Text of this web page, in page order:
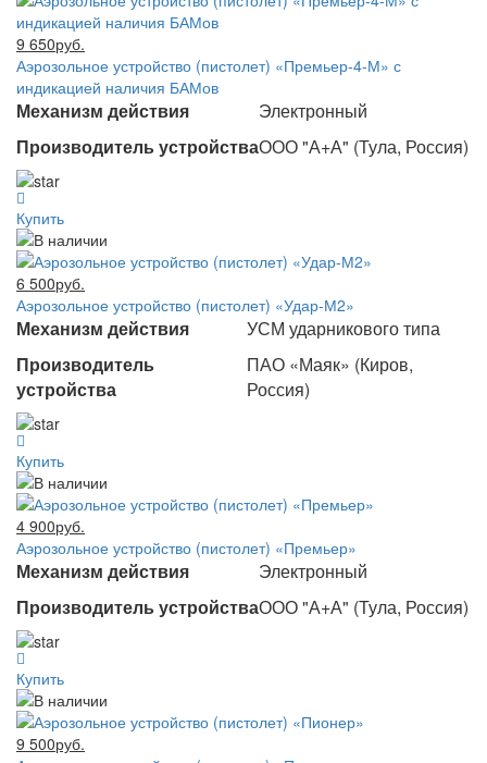
9 650руб.
Аэрозольное устройство (пистолет) «Премьер-4-М» с
индикацией наличия БАМов
Механизм действия
Электронный
Производитель устройстваООО "А+А" (Тула, Россия)
Купить
6 500руб.
Аэрозольное устройство (пистолет) «Удар-М2»
Механизм действия
УСМ ударникового типа
Производитель
устройства
ПАО «Маяк» (Киров,
Россия)
Купить
4 900руб.
Аэрозольное устройство (пистолет) «Премьер»
Механизм действия
Электронный
Производитель устройстваООО "А+А" (Тула, Россия)
Купить
9 500руб.